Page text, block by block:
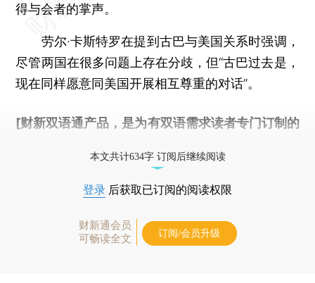
得与会者的掌声。
劳尔·卡斯特罗在提到古巴与美国关系时强调，
尽管两国在很多问题上存在分歧，但“古巴过去是，
现在同样愿意同美国开展相互尊重的对话”。
[财新双语通产品，是为有双语需求读者专门订制的
本文共计634字 订阅后继续阅读
登录 后获取已订阅的阅读权限
财新通会员
可畅读全文
订阅/会员升级